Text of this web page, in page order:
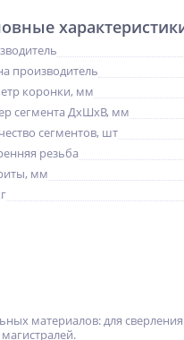
производитель
коронки, мм
сегмента ДхШхВ, мм
сегментов, шт
резьба
мм
материалов: для